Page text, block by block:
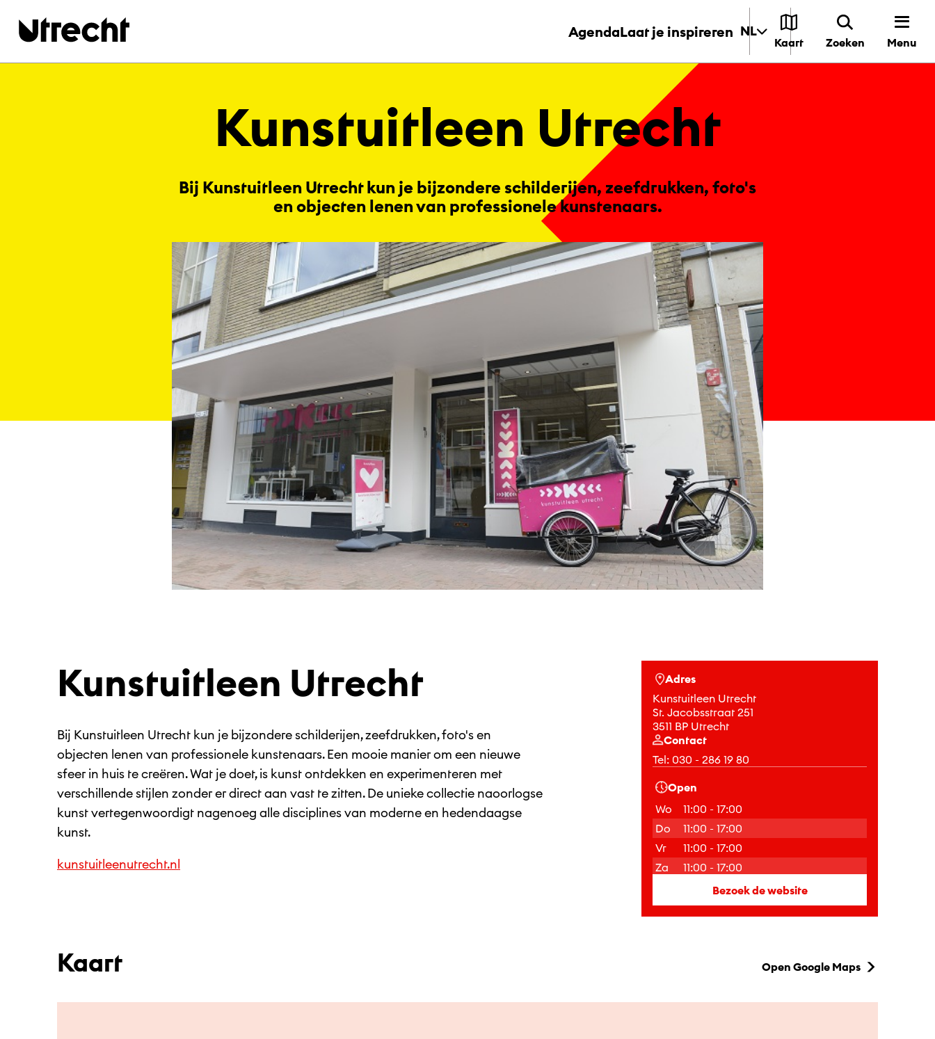
AgendaLaat je inspireren NL
Kaart Zoeken Menu
Kunst­uit­le­en Ut­recht
Bij Kunstuitleen Utrecht kun je bijzondere schilderijen, zeefdrukken, foto's
en objecten lenen van professionele kunstenaars.
Kunstuitleen Utrecht
Bij Kunstuitleen Utrecht kun je bijzondere schilderijen, zeefdrukken, foto's en
objecten lenen van professionele kunstenaars. Een mooie manier om een nieuwe
sfeer in huis te creëren. Wat je doet, is kunst ontdekken en experimenteren met
verschillende stijlen zonder er direct aan vast te zitten. De unieke collectie naoorlogse
kunst vertegenwoordigt nagenoeg alle disciplines van moderne en hedendaagse
kunst.
kunstuitleenutrecht.nl
Adres
Kunstuitleen Utrecht
St. Jacobsstraat 251
3511 BP Utrecht
Contact
Tel: 030 - 286 19 80
Open
Wo
11:00 - 17:00
Do
11:00 - 17:00
Vr
11:00 - 17:00
Za
11:00 - 17:00
Bezoek de website
Kaart Open Google Maps